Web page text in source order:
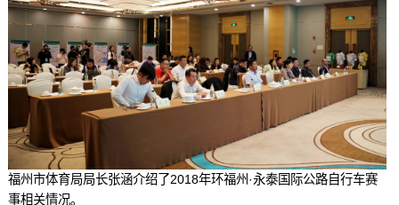
福州市体育局局长张涵介绍了2018年环福州·永泰国际公路自行车赛
事相关情况。